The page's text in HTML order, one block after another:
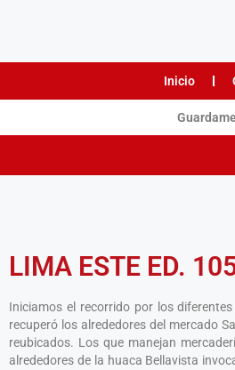
Inicio
LIMA ESTE ED.
Iniciamos el recorrido por los
recuperó los alrededores del mercado
reubicados. Los que manejan
alrededores de la huaca Bellavista